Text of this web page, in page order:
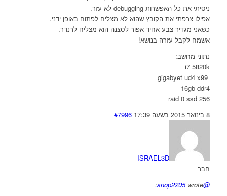
ניסיתי את כל האפשרות debugging לא עזר.
אפילו צרפתי את הקובץ שהוא לא מצליח לפתוח באופן ידני.
כשאני מגדיר צבע אחיד אפור לסצנה הוא מצליח לרנדר.
אשמח לקבל עזרה בנושא!
נתוני מחשב:
i7 5820k
16gb ddr4
256 raid 0 ssd
8 בינואר 2015 בשעה 17:39
#7996
ISRAEL3D
חבר
@snop2205
wrote: